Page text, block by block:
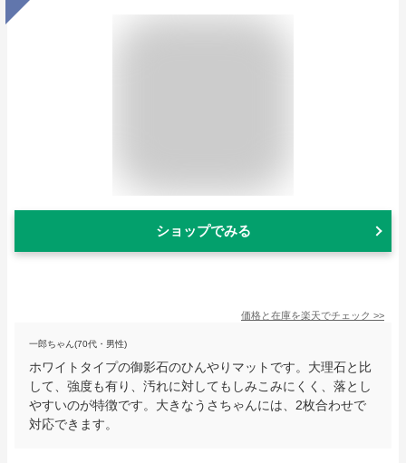
ショップでみる
価格と在庫を楽天でチェック >>
一郎ちゃん(70代・男性)
ホワイトタイプの御影石のひんやりマットです。大理石と比
して、強度も有り、汚れに対してもしみこみにくく、落とし
やすいのが特徴です。大きなうさちゃんには、2枚合わせで
対応できます。